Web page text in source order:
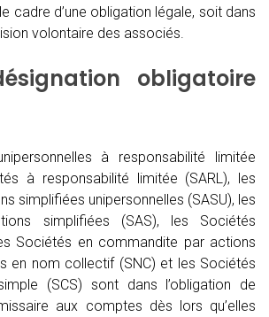
cadre d’une obligation légale, soit dans
volontaire des associés.
obligatoire
à responsabilité limitée
à responsabilité limitée (SARL), les
simplifiées unipersonnelles (SASU), les
simplifiées (SAS), les Sociétés
Sociétés en commandite par actions
en nom collectif (SNC) et les Sociétés
(SCS) sont dans l’obligation de
aux comptes dès lors qu’elles